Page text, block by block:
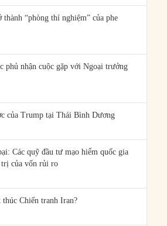
“phòng thí nghiệm” của phe
phủ nhận cuộc gặp với Ngoại trưởng
của Trump tại Thái Bình Dương
Các quỹ đầu tư mạo hiểm quốc gia
trị của vốn rủi ro
thúc Chiến tranh Iran?